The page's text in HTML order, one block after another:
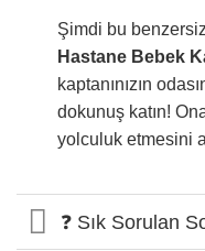
Şimdi bu benzersiz
Hastane Bebek
kaptanınızın
dokunuş katın!
yolculuk etmesini
❓ Sık Sorulan